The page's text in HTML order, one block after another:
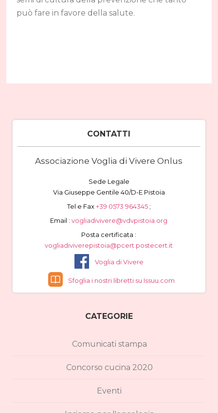
può fare in favore della salute.
CONTATTI
Associazione Voglia di Vivere Onlus
Sede Legale
Via Giuseppe Gentile 40/D-E Pistoia
Tel e Fax+39 0573 964345 ;
Email : vogliadivivere@vdvpistoia.org
Posta certificata :
vogliadiviverepistoia@pcert.postecert.it
Voglia di Vivere
Sfoglia i nostri libretti su Issuu.com
CATEGORIE
Comunicati stampa
Concorso cucina 2020
Eventi